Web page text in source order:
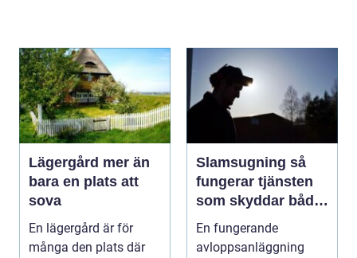
Lägergård mer än
bara en plats att
sova
En lägergård är för
många den plats där
Slamsugning så
fungerar tjänsten
som skyddar både
hus och miljö
En fungerande
avloppsanläggning